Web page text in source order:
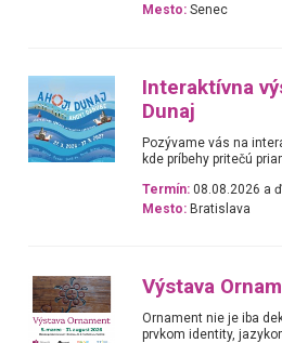
Mesto: Senec
Interaktívna
Dunaj
Pozývame vás na
kde príbehy pritečú
Termín: 08.08.2026 a
Mesto: Bratislava
Výstava
Ornament nie je iba
prvkom identity,